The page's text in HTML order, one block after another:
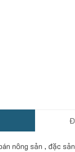
nông sản , đặc